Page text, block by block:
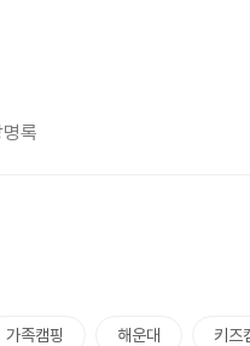
명록
가족캠핑 해운대 키즈